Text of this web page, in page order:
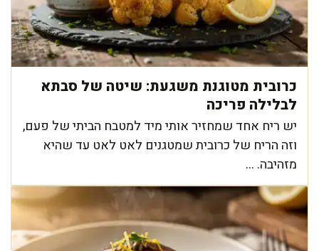
כרובית מטוגנת משגעת: שיטה של סבתא
לבלילה פריכה
יש ריח אחד שמחזיר אותי מיד למטבח הביתי של פעם,
וזה הריח של כרובית שמטגנים לאט לאט עד שהיא
מזהיבה. ...